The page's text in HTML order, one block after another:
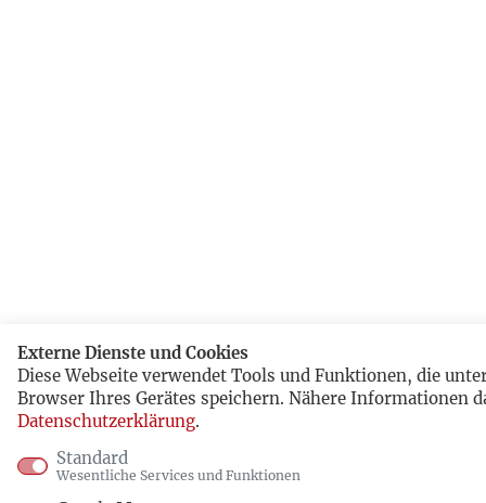
Externe Dienste und Cookies
Diese Webseite verwendet Tools und Funktionen, die
Browser Ihres Gerätes speichern. Nähere Informationen
Datenschutzerklärung.
Standard
Wesentliche Services und Funktionen